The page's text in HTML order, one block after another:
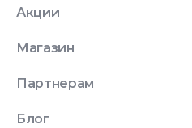
Акции
Магазин
Партнерам
Блог